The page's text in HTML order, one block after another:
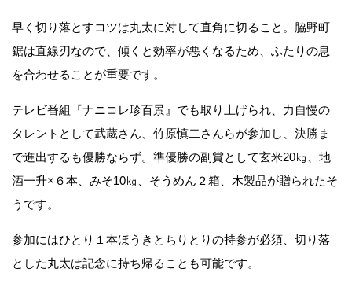
早く切り落とすコツは丸太に対して直角に切ること。脇野町
鋸は直線刃なので、傾くと効率が悪くなるため、ふたりの息
を合わせることが重要です。
テレビ番組『ナニコレ珍百景』でも取り上げられ、力自慢の
タレントとして武蔵さん、竹原慎二さんらが参加し、決勝ま
で進出するも優勝ならず。準優勝の副賞として玄米20㎏、地
酒一升×６本、みそ10㎏、そうめん２箱、木製品が贈られたそ
うです。
参加にはひとり１本ほうきとちりとりの持参が必須、切り落
とした丸太は記念に持ち帰ることも可能です。